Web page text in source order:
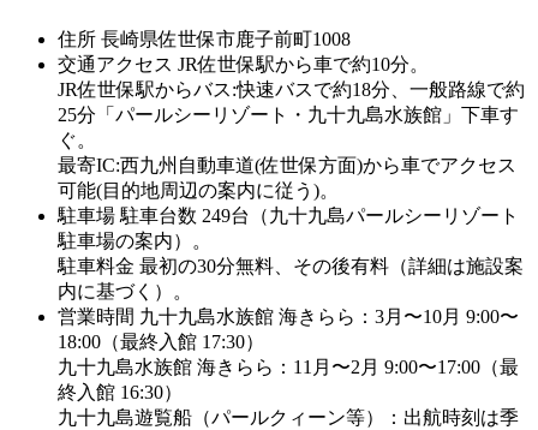
住所 長崎県佐世保市鹿子前町1008
交通アクセス JR佐世保駅から車で約10分。
JR佐世保駅からバス:快速バスで約18分、一般路線で約
25分「パールシーリゾート・九十九島水族館」下車す
ぐ。
最寄IC:西九州自動車道(佐世保方面)から車でアクセス
可能(目的地周辺の案内に従う)。
駐車場 駐車台数 249台（九十九島パールシーリゾート
駐車場の案内）。
駐車料金 最初の30分無料、その後有料（詳細は施設案
内に基づく）。
営業時間 九十九島水族館 海きらら：3月〜10月 9:00〜
18:00（最終入館 17:30）
九十九島水族館 海きらら：11月〜2月 9:00〜17:00（最
終入館 16:30）
九十九島遊覧船（パールクィーン等）：出航時刻は季